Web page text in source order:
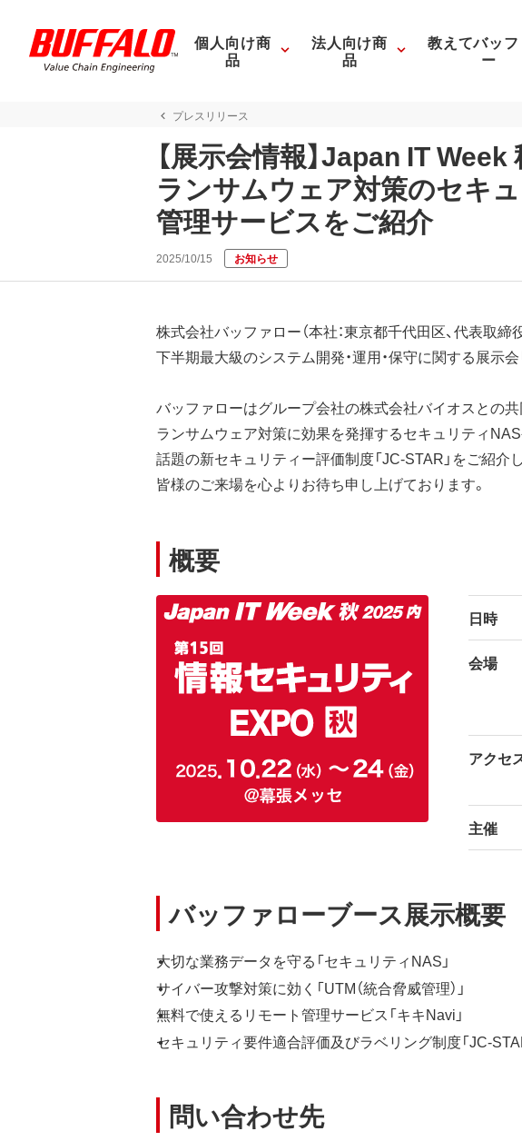
個人向け商
品
法人向け商
品
教えてバッフ
ー
プレスリリース
【展示会情報】Japan IT
ランサムウェア対策のセキ
管理サービスをご紹介
2025/10/15 お知らせ
株式会社バッファロー（本社：東京都千代田区、代表取締
下半期最大級のシステム開発・運用・保守に関する展示
バッファローはグループ会社の株式会社バイオスとの
ランサムウェア対策に効果を発揮するセキュリティ
話題の新セキュリティー評価制度「JC-STAR」をご紹介
皆様のご来場を心よりお待ち申し上げております。
概要
日時
会場
アクセ
主催
バッファローブース展示概要
大切な業務データを守る「セキュリティNAS」
サイバー攻撃対策に効く「UTM（統合脅威管理）」
無料で使えるリモート管理サービス「キキNavi」
セキュリティ要件適合評価及びラベリング制度「JC-
問い合わせ先